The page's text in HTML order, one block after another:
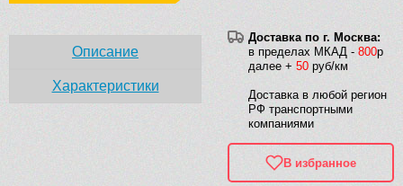
Доставка по г. Москва:
в пределах МКАД - 800р
далее + 50 руб/км
Доставка в любой регион
РФ транспортными
компаниями
В избранное
Описание
Характеристики